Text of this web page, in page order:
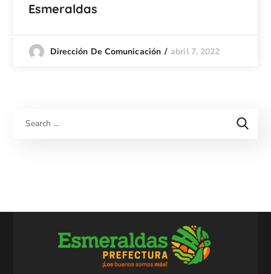
Esmeraldas
Dirección De Comunicación abril 7, 2022